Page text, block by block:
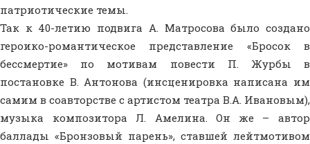
патриотические темы.
Так к 40-летию подвига А. Матросова было создано
героико-романтическое представление «Бросок в
бессмертие» по мотивам повести П. Журбы в
постановке В. Антонова (инсценировка написана им
самим в соавторстве с артистом театра В.А. Ивановым),
музыка композитора Л. Амелина. Он же – автор
баллады «Бронзовый парень», ставшей лейтмотивом